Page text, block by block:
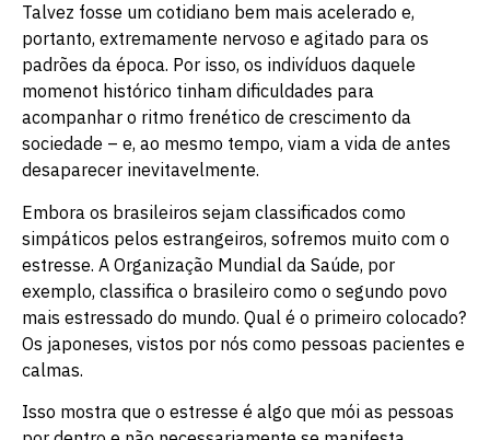
Talvez fosse um cotidiano bem mais acelerado e,
portanto, extremamente nervoso e agitado para os
padrões da época. Por isso, os indivíduos daquele
momenot histórico tinham dificuldades para
acompanhar o ritmo frenético de crescimento da
sociedade – e, ao mesmo tempo, viam a vida de antes
desaparecer inevitavelmente.
Embora os brasileiros sejam classificados como
simpáticos pelos estrangeiros, sofremos muito com o
estresse. A Organização Mundial da Saúde, por
exemplo, classifica o brasileiro como o segundo povo
mais estressado do mundo. Qual é o primeiro colocado?
Os japoneses, vistos por nós como pessoas pacientes e
calmas.
Isso mostra que o estresse é algo que mói as pessoas